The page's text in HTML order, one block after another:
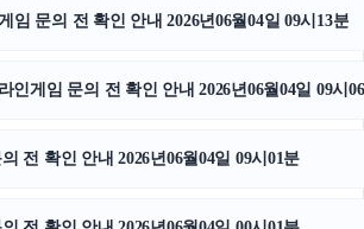
흥신소
부산휴대폰성지
임 문의 전 확인 안내 2026년06월04일 09시13분
인게임 문의 전 확인 안내 2026년06월04일 09시
전 확인 안내 2026년06월04일 09시01분